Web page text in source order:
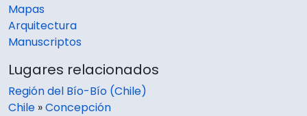
Mapas
Arquitectura
Manuscriptos
Lugares relacionados
Región del Bío-Bío (Chile)
Chile »Concepción